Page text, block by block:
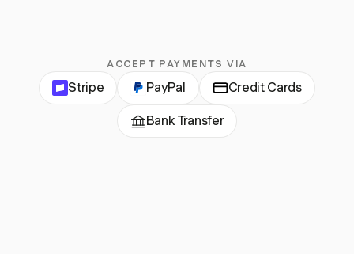
ACCEPT PAYMENTS VIA
Stripe PayPal Credit Cards
Bank Transfer